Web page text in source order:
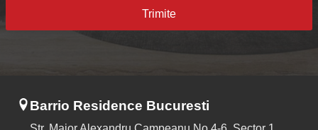
Trimite
Barrio Residence Bucuresti